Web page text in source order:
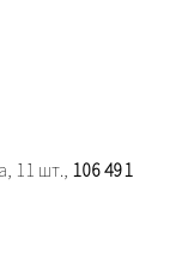
11 шт., 106 491